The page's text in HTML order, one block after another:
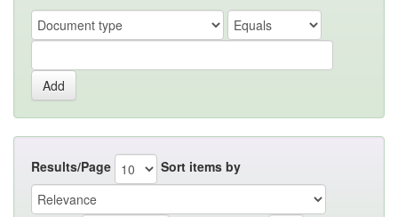
Results/Page Sort items by